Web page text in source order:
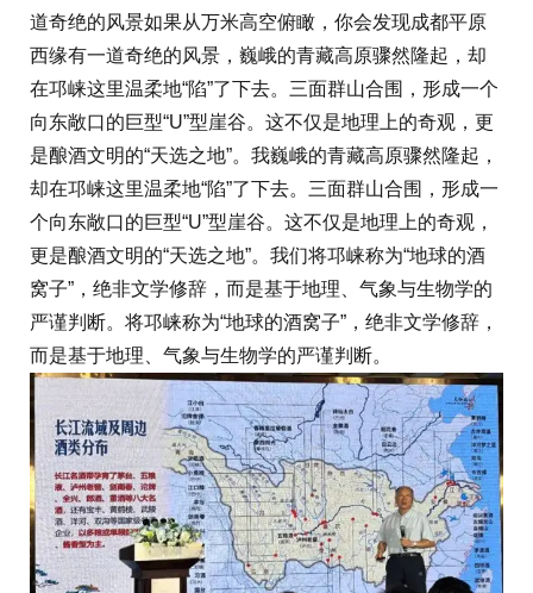
道奇绝的风景如果从万米高空俯瞰，你会发现成都平原
西缘有一道奇绝的风景，巍峨的青藏高原骤然隆起，却
在邛崃这里温柔地“陷”了下去。三面群山合围，形成一个
向东敞口的巨型“U”型崖谷。这不仅是地理上的奇观，更
是酿酒文明的“天选之地”。我巍峨的青藏高原骤然隆起，
却在邛崃这里温柔地“陷”了下去。三面群山合围，形成一
个向东敞口的巨型“U”型崖谷。这不仅是地理上的奇观，
更是酿酒文明的“天选之地”。我们将邛崃称为“地球的酒
窝子”，绝非文学修辞，而是基于地理、气象与生物学的
严谨判断。将邛崃称为“地球的酒窝子”，绝非文学修辞，
而是基于地理、气象与生物学的严谨判断。